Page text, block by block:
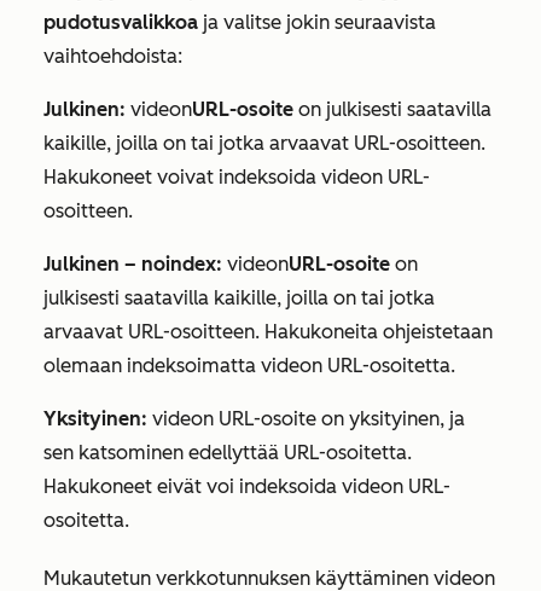
pudotusvalikkoa ja valitse jokin seuraavista
vaihtoehdoista:
Julkinen: videonURL-osoite on julkisesti saatavilla
kaikille, joilla on tai jotka arvaavat URL-osoitteen.
Hakukoneet voivat indeksoida videon URL-
osoitteen.
Julkinen – noindex: videonURL-osoite on
julkisesti saatavilla kaikille, joilla on tai jotka
arvaavat URL-osoitteen. Hakukoneita ohjeistetaan
olemaan indeksoimatta videon URL-osoitetta.
Yksityinen: videon URL-osoite on yksityinen, ja
sen katsominen edellyttää URL-osoitetta.
Hakukoneet eivät voi indeksoida videon URL-
osoitetta.
Mukautetun verkkotunnuksen käyttäminen videon